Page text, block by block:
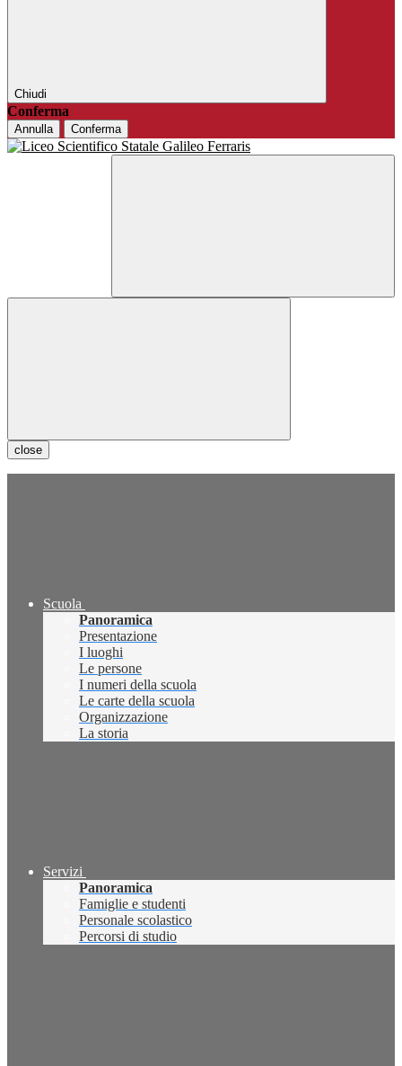
Chiudi
Conferma
Annulla Conferma
close
Scuola
Panoramica
Presentazione
I luoghi
Le persone
I numeri della scuola
Le carte della scuola
Organizzazione
La storia
Servizi
Panoramica
Famiglie e studenti
Personale scolastico
Percorsi di studio